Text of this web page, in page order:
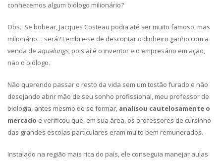
conhecemos algum biólogo milionário?
Obs.: Se bobear, Jacques Costeau podia até ser muito famoso, mas
milionário… será? Lembre-se de descontar o dinheiro ganho com a
venda de aqualungs, pois aí é o inventor e o empresário em ação,
não o biólogo.
Não querendo passar o resto da vida sem um tostão furado e não
desejando abrir mão de seu sonho profissional, meu professor de
biologia, antes mesmo de se formar, analisou cautelosamente o
mercado e verificou que, em sua área, os professores de cursinho
das grandes escolas particulares eram muito bem remunerados.
Instalado na região mais rica do país, ele conseguia manejar aulas